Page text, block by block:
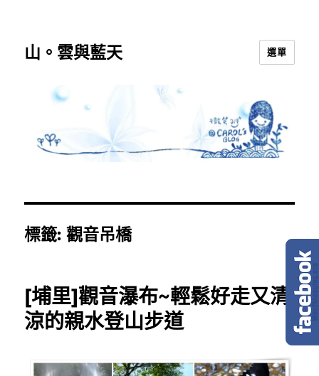
山。雲與藍天 選單
標籤:觀音吊橋
[埔里]觀音瀑布~輕鬆好走又清
涼的親水登山步道